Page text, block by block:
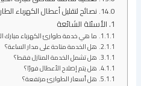
نصائح لتقليل أعطال الكهرباء
الأسئلة الشائعة
ما هي خدمة طوارئ الكهرباء مبارك
هل الخدمة متاحة على مدار الساعة؟
هل تشمل الخدمة المنازل فقط؟
هل يتم إصلاح الأعطال فورًا؟
هل أسعار الطوارئ مرتفعة؟